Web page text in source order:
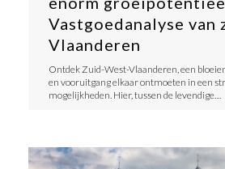
Vastgoedanalyse van
Vlaanderen
Ontdek Zuid-West-Vlaanderen, een
en vooruitgang elkaar ontmoeten in een
mogelijkheden. Hier, tussen de levendige…